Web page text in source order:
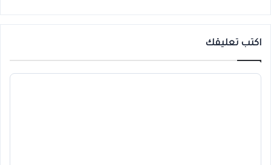
اكتب تعليقك